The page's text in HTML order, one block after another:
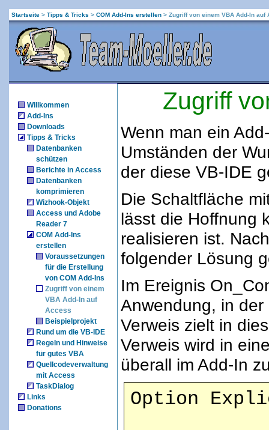
Startseite > Tipps & Tricks > COM Add-Ins erstellen > Zugriff von einem VBA Add-In auf
Willkommen
Add-Ins
Downloads
Tipps & Tricks
Datenbanken
schützen
Berichte in Access
Datenbanken
komprimieren
Wizhook-Objekt
Access und Adobe
Reader 7
COM Add-Ins
erstellen
Voraussetzungen
für die Erstellung
von COM Add-Ins
Zugriff von einem
VBA Add-In auf
Access
Beispielprojekt
Rund um die VB-IDE
Regeln und Hinweise
für gutes VBA
Quellcodeverwaltung
mit Access
TaskDialog
Links
Donations
Zugriff
Wenn man ein
Umständen der
der diese VB-IDE
Die Schaltfläche
lässt die Hoffnung
realisieren ist.
folgender Lösung
Im Ereignis
Anwendung, in
Verweis zielt in
Verweis wird in
überall im Add-In
Option